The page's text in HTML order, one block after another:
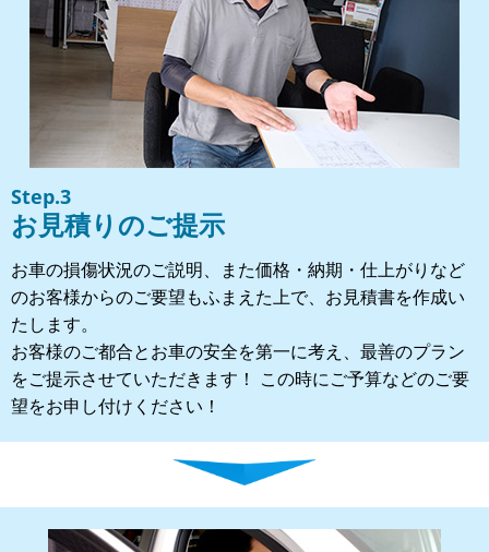
Step.3
お見積りのご提示
お車の損傷状況のご説明、また価格・納期・仕上がりなど
のお客様からのご要望もふまえた上で、お見積書を作成い
たします。
お客様のご都合とお車の安全を第一に考え、最善のプラン
をご提示させていただきます！ この時にご予算などのご要
望をお申し付けください！